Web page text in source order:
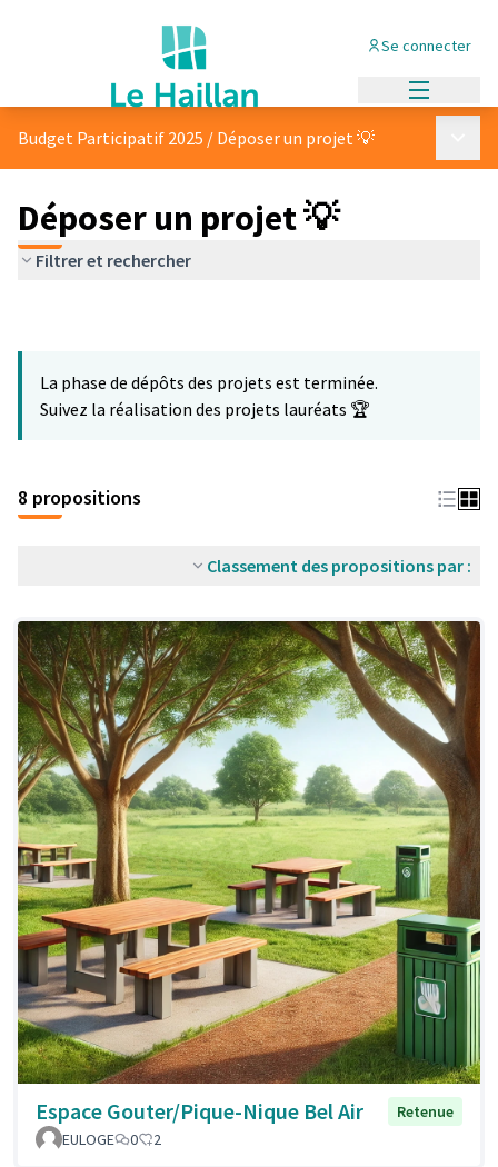
Menu
Se connecter
Budget Participatif 2025 / Déposer un projet 💡
Déposer un projet 💡
Filtrer et rechercher
La phase de dépôts des projets est terminée.
Suivez la réalisation des projets lauréats 🏆
8 propositions
Classement des propositions par :
Espace Gouter/Pique-Nique Bel Air
Retenue
EULOGE
0 2